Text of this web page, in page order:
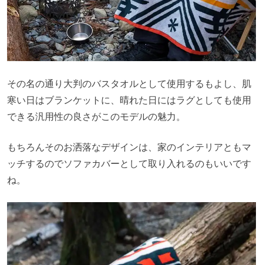
その名の通り大判のバスタオルとして使用するもよし、肌
寒い日はブランケットに、晴れた日にはラグとしても使用
できる汎用性の良さがこのモデルの魅力。
もちろんそのお洒落なデザインは、家のインテリアともマ
ッチするのでソファカバーとして取り入れるのもいいです
ね。